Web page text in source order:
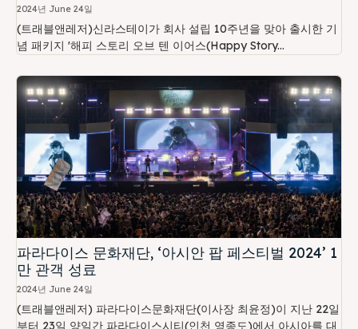
2024년 June 24일
(트래블앤레저)신라스테이가 회사 설립 10주년을 맞아 출시한 기
념 패키지 '해피 스토리 오브 텐 이어스(Happy Story...
파라다이스 문화재단, ‘아시안 팝 페스티벌 2024’ 1
만 관객 성료
2024년 June 24일
(트래블앤레저) 파라다이스문화재단(이사장 최윤정)이 지난 22일
부터 23일 양일간 파라다이스시티(인천 영종도)에서 아시아를 대